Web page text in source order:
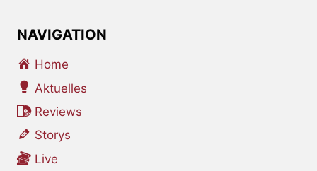
NAVIGATION
Home
Aktuelles
Reviews
Storys
Live